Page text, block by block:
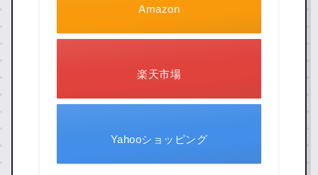
Amazon
楽天市場
Yahooショッピング